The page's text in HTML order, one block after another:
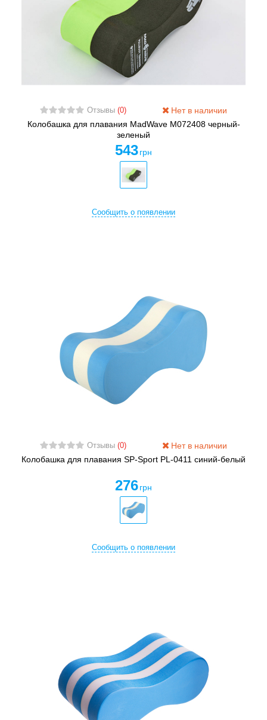
Отзывы (0)
Нет в наличии
Колобашка для плавания MadWave M072408 черный-
зеленый
543 грн
Сообщить о появлении
Отзывы (0)
Нет в наличии
Колобашка для плавания SP-Sport PL-0411 синий-белый
276 грн
Сообщить о появлении